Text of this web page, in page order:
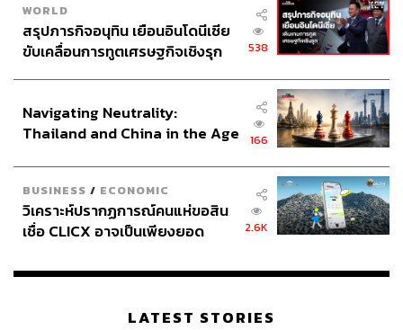
WORLD
สรุปภารกิจอนุทิน เยือนอินโดนีเซีย
ขับเคลื่อนการทูตเศรษฐกิจเชิงรุก
538
Navigating Neutrality:
Thailand and China in the Age
166
BUSINESS / ECONOMIC
วิเคราะห์ปรากฏการณ์คนแห่ขอสิน
เชื่อ CLICX อาจเป็นเพียงยอด
เรือนไทยที่ถูกซุกไว้
2.6K
LATEST STORIES